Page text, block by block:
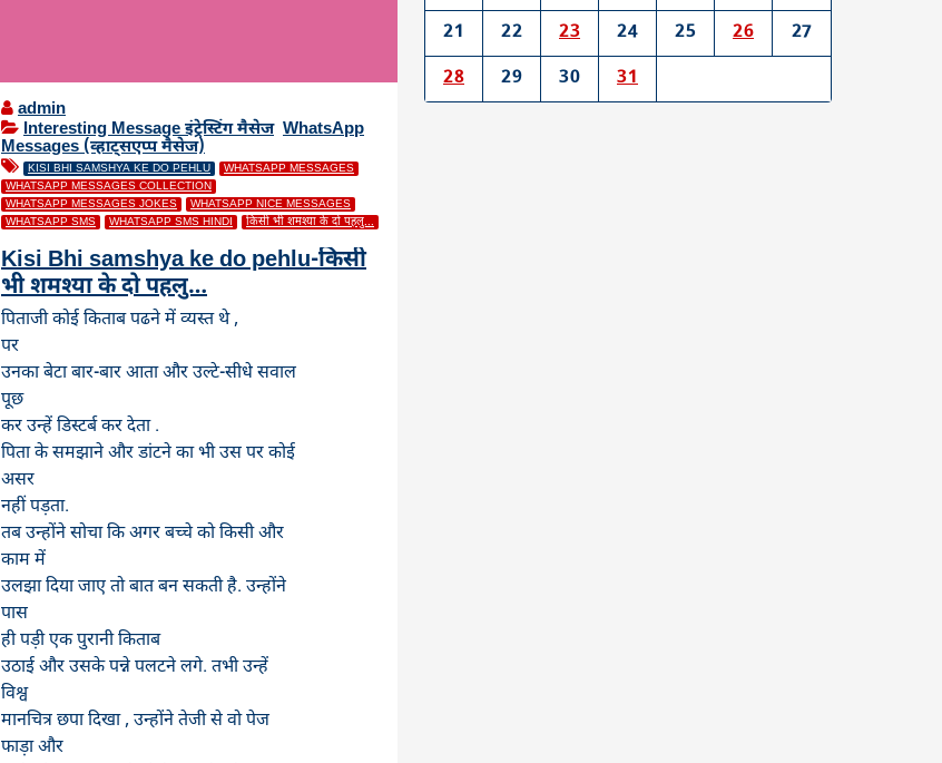
admin
Interesting Message इंट्रेस्टिंग मैसेज, WhatsApp
Messages (व्हाट्सएप्प मैसेज)
KISI BHI SAMSHYA KE DO PEHLU
WHATSAPP MESSAGES
WHATSAPP MESSAGES COLLECTION
WHATSAPP MESSAGES JOKES
WHATSAPP NICE MESSAGES
WHATSAPP SMS
WHATSAPP SMS HINDI किसी भी शमश्या के दो पहलु...
Kisi Bhi samshya ke do pehlu-किसी
भी शमश्या के दो पहलु…
पिताजी कोई किताब पढने में व्यस्त थे ,
पर
उनका बेटा बार-बार आता और उल्टे-सीधे सवाल
पूछ
कर उन्हें डिस्टर्ब कर देता .
पिता के समझाने और डांटने का भी उस पर कोई
असर
नहीं पड़ता.
तब उन्होंने सोचा कि अगर बच्चे को किसी और
काम में
उलझा दिया जाए तो बात बन सकती है. उन्होंने
पास
ही पड़ी एक पुरानी किताब
उठाई और उसके पन्ने पलटने लगे. तभी उन्हें
विश्व
मानचित्र छपा दिखा , उन्होंने तेजी से वो पेज
फाड़ा और
21
22 23 24 25 26
27
28
29 30 31